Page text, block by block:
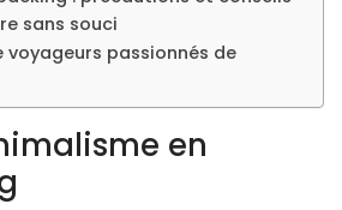
sans souci
voyageurs passionnés de
en